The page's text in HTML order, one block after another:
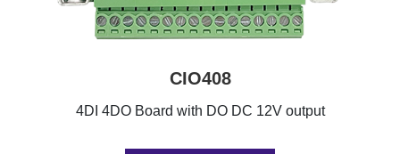
CIO408
4DI 4DO Board with DO DC 12V output